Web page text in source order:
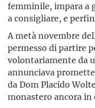
femminile, impara a
a consigliare, e
A metà novembre
permesso di partire
volontariamente da
annunciava
da Dom Placido
monastero ancora in